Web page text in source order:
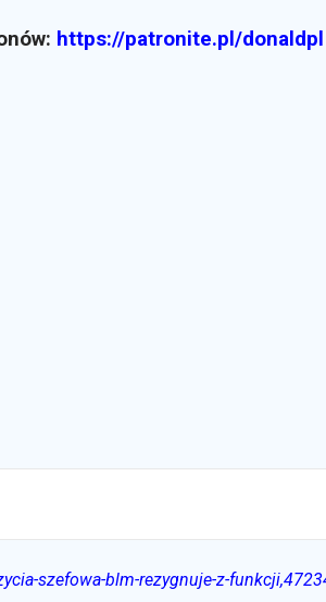
https://patronite.pl/donaldpl
szefowa-blm-rezygnuje-z-